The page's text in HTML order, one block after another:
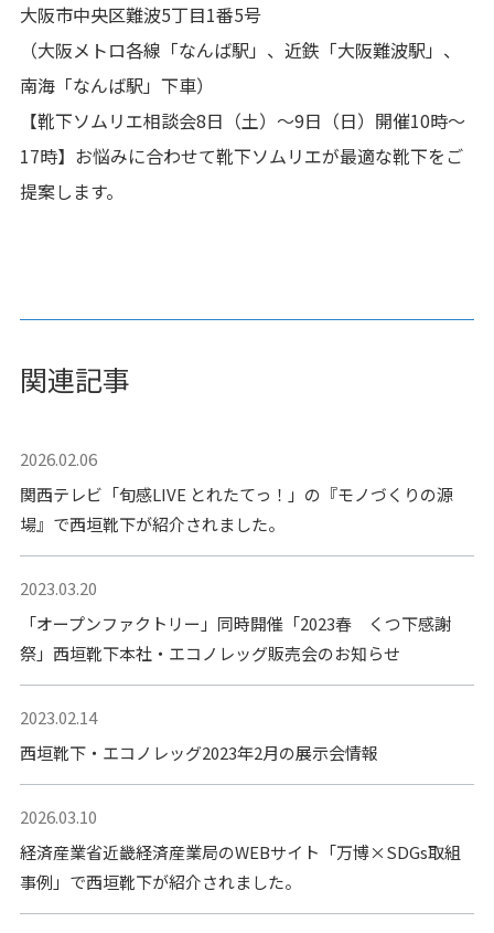
大阪市中央区難波5丁目1番5号
（大阪メトロ各線「なんば駅」、近鉄「大阪難波駅」、
南海「なんば駅」下車）
【靴下ソムリエ相談会8日（土）～9日（日）開催10時～
17時】お悩みに合わせて靴下ソムリエが最適な靴下をご
提案します。
関連記事
2026.02.06
関西テレビ「旬感LIVE とれたてっ！」の『モノづくりの源
場』で西垣靴下が紹介されました。
2023.03.20
「オープンファクトリー」同時開催「2023春 くつ下感謝
祭」西垣靴下本社・エコノレッグ販売会のお知らせ
2023.02.14
西垣靴下・エコノレッグ2023年2月の展示会情報
2026.03.10
経済産業省近畿経済産業局のWEBサイト「万博×SDGs取組
事例」で西垣靴下が紹介されました。